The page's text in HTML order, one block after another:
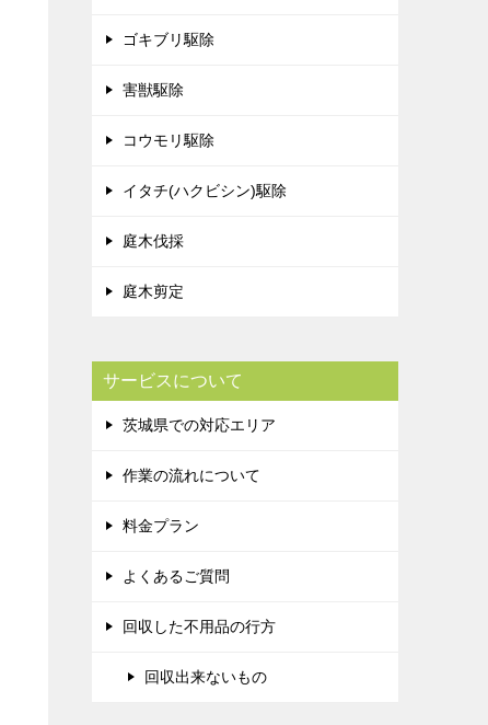
ゴキブリ駆除
害獣駆除
コウモリ駆除
イタチ(ハクビシン)駆除
庭木伐採
庭木剪定
サービスについて
茨城県での対応エリア
作業の流れについて
料金プラン
よくあるご質問
回収した不用品の行方
回収出来ないもの